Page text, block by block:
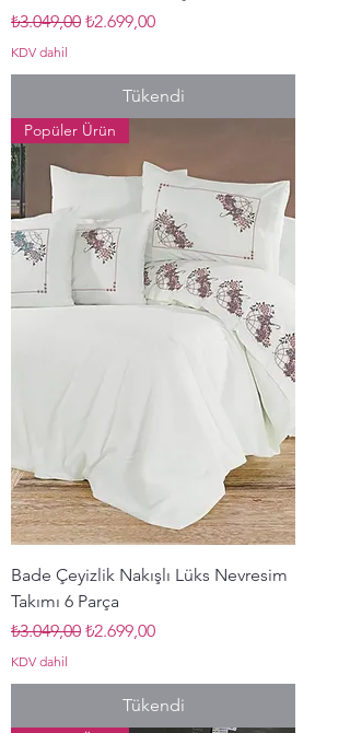
Normal Fiyat
₺3.049,00 İndirimli Fiyat
₺2.699,00
KDV dahil
Tükendi
Popüler Ürün
Bade Çeyizlik Nakışlı Lüks Nevresim
Takımı 6 Parça
Normal Fiyat
₺3.049,00 İndirimli Fiyat
₺2.699,00
KDV dahil
Tükendi